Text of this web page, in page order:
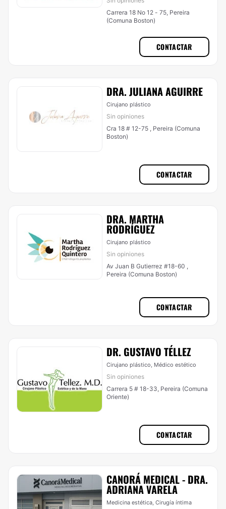
Carrera 18 No 12 - 75, Pereira
(Comuna Boston)
CONTACTAR
DRA. JULIANA AGUIRRE
Cirujano plástico
Sin opiniones
Cra 18 # 12-75 , Pereira (Comuna
Boston)
CONTACTAR
DRA. MARTHA
RODRÍGUEZ
Cirujano plástico
Sin opiniones
Av Juan B Gutierrez #18-60 ,
Pereira (Comuna Boston)
CONTACTAR
DR. GUSTAVO TÉLLEZ
Cirujano plástico, Médico estético
Sin opiniones
Carrera 5 # 18-33, Pereira (Comuna
Oriente)
CONTACTAR
CANORÁ MEDICAL - DRA.
ADRIANA VARELA
Medicina estética, Cirugía íntima